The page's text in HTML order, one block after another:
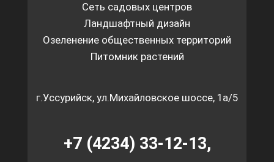
Сеть садовых центров
Ландшафтный дизайн
Озеленение общественных территорий
Питомник растений
г.Уссурийск, ул.Михайловское шоссе, 1а/5
+7 (4234) 33-12-13,